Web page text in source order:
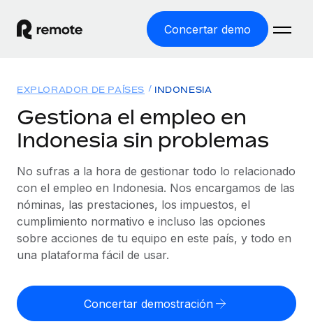
Concertar demo
EMPLEO GLOBAL
Nómina global
Gestiona las nóminas de forma sencilla y conforme a la
legalidad.
Employer of Record
Expándete en todo el mundo sin gastar en entidades.
cumpliendo la normativa.
Soluciones
COBERTURA MUNDIAL
Explorador de países
Consulta el soporte del empleo global según el país.
Explorador estatal de EE. UU.
Simplifica la contratación en todos los estados de EE.
Comparador de Remote
Compáranos con otras empresas.
Recursos
HERRAMIENTAS Y CALCULADORAS
Calculadora del riesgo de clasificación errónea
Consulta el riesgo de clasificación errónea por país.
cualquier país.
Precios
English
EXPLORADOR DE PAÍSES INDONESIA
Gestiona el empleo en
Indonesia sin problemas
No sufras a la hora de gestionar todo lo relacionado
con el empleo en Indonesia. Nos encargamos de las
nóminas, las prestaciones, los impuestos, el
cumplimiento normativo e incluso las opciones
sobre acciones de tu equipo en este país, y todo en
una plataforma fácil de usar.
Concertar demostración